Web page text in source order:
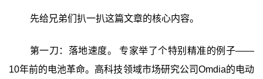
先给兄弟们扒一扒这篇文章的核心内容。
第一刀：落地速度。 专家举了个特别精准的例子——
10年前的电池革命。高科技领域市场研究公司Omdia的电动